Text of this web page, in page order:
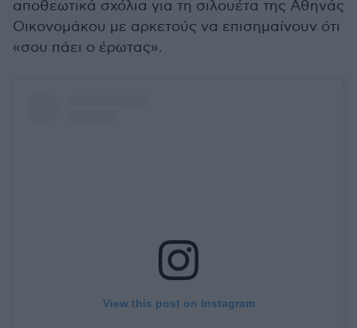
αποθεωτικά σχόλια για τη σιλουέτα της Αθηνάς
Οικονομάκου με αρκετούς να επισημαίνουν ότι
«σου πάει ο έρωτας».
View this post on Instagram